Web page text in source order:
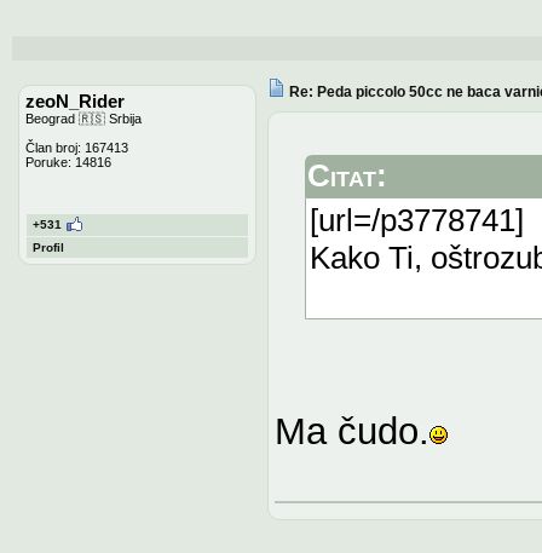
zeoN_Rider
Beograd 🇷🇸 Srbija
Član broj: 167413
Poruke: 14816
+531
Profil
Re: Peda piccolo 50cc ne baca
Citat:
[url=/p3778741]
Kako Ti,
Ma čudo.